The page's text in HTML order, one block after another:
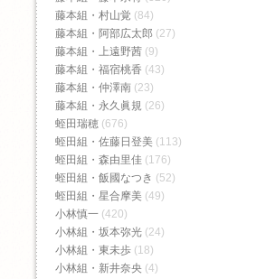
藤本組・村山覚 (84)
藤本組・阿部広太郎 (27)
藤本組・上遠野茜 (9)
藤本組・福宿桃香‬ (43)
藤本組・仲澤南 (23)
藤本組・永久眞規 (26)
蛭田瑞穂 (676)
蛭田組・佐藤日登美 (113)
蛭田組・森由里佳 (176)
蛭田組・飯國なつき (52)
蛭田組・星合摩美 (49)
小林慎一 (420)
小林組・坂本弥光 (24)
小林組・東未歩 (18)
小林組・新井奈央 (4)